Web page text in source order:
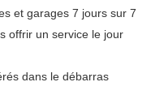
et garages 7 jours sur 7
offrir un service le jour
dans le débarras